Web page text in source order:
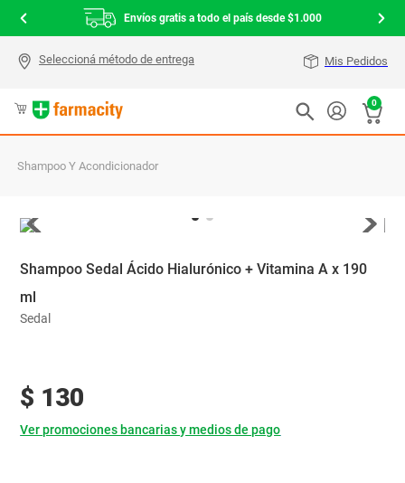
Envíos gratis a todo el país desde $1.000
Mis Pedidos
0
Shampoo Y Acondicionador
Shampoo Sedal Ácido Hialurónico + Vitamina A x 190
ml
Sedal
$ 130
Ver promociones bancarias y medios de pago